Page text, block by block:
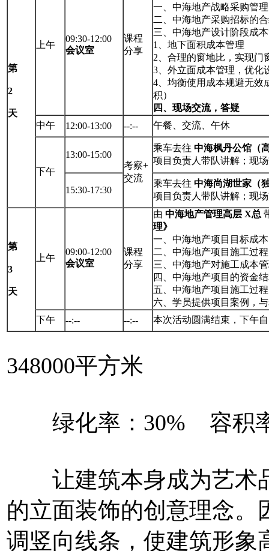
第
2
天
上午
09:30-12:00
会议室
课程
分享
一、中海地产战略采购管理
二、中海地产采购招标的
三、中海地产设计阶段成
1、地下面积成本管理
2、合理的窗地比，实现门
3、外立面成本管理，优化
4、均衡使用成本规避无效
积）
四、现场交流，答疑
中午
12:00-13:00 --:-- 午餐、交流、午休
下午
13:00-15:00
考察+
交流
乘车去往 中海枫丹公馆（
项目负责人带队讲解；现
15:30-17:30
乘车去往 中海尚湖世家（
项目负责人带队讲解；现
第
3
天
上午
09:00-12:00
会议室
课程
分享
由 中海地产管理高层 X总
理》
一、中海地产项目目标成
二、中海地产项目施工过
三、中海地产对施工成本
四、中海地产项目的资金
五、中海地产项目施工过
六、学员提供项目案例，
下午
--:-- --:-- 本次活动圆满结束，下午
348000平方米
绿化率：30% 容积
让建筑本身成为艺术
的立面装饰的创意理念。
调竖向线条，使建筑形象